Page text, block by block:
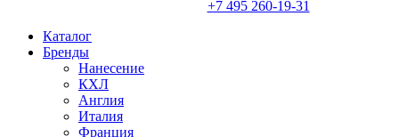
+7 495 260-19-31
Каталог
Бренды
Нанесение
КХЛ
Англия
Италия
Франция